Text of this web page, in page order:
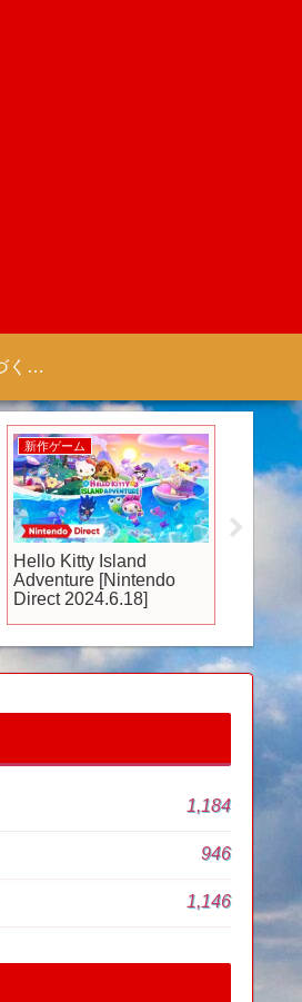
特定商取引法に基づく表記（商取引に関する開示）
新作ゲーム
Hello Kitty Island
Adventure [Nintendo
Direct 2024.6.18]
【毎週
1,184
946
1,146